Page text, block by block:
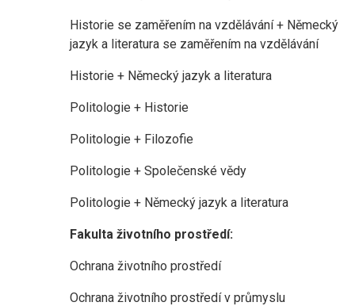
Historie se zaměřením na vzdělávání + Německý
jazyk a literatura se zaměřením na vzdělávání
Historie + Německý jazyk a literatura
Politologie + Historie
Politologie + Filozofie
Politologie + Společenské vědy
Politologie + Německý jazyk a literatura
Fakulta životního prostředí:
Ochrana životního prostředí
Ochrana životního prostředí v průmyslu